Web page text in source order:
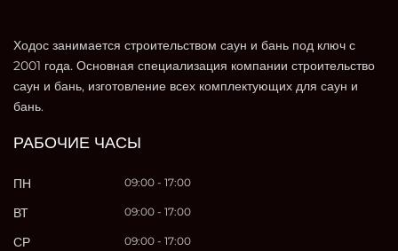
Ходос занимается строительством саун и бань под ключ с
2001 года. Основная специализация компании строительство
саун и бань, изготовление всех комплектующих для саун и
бань.
РАБОЧИЕ ЧАСЫ
ПН 09:00 - 17:00
ВТ 09:00 - 17:00
СР 09:00 - 17:00